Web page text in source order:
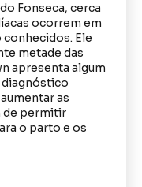
Fonseca, cerca
ocorrem em
Ele
metade das
apresenta algum
as
de permitir
o parto e os